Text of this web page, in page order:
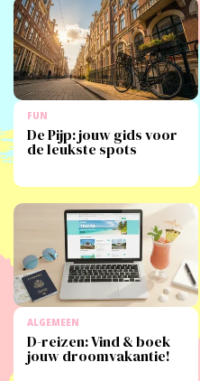
FUN
De Pijp: jouw gids voor
de leukste spots
ALGEMEEN
D-reizen: Vind & boek
jouw droomvakantie!